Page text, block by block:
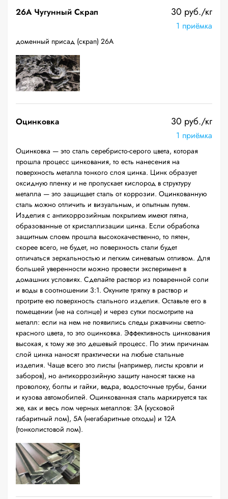
26A Чугунный Скрап 30 руб./кг
1 приёмка
доменный присад (скрап) 26А
Оцинковка 30 руб./кг
1 приёмка
Оцинковка — это сталь серебристо-серого цвета, которая
прошла процесс цинкования, то есть нанесения на
поверхность металла тонкого слоя цинка. Цинк образует
оксидную пленку и не пропускает кислород в структуру
металла — это защищает сталь от коррозии. Оцинкованную
сталь можно отличить и визуальным, и опытным путем.
Изделия с антикоррозийным покрытием имеют пятна,
образованные от кристаллизации цинка. Если обработка
защитным слоем прошла высококачественно, то пятен,
скорее всего, не будет, но поверхность стали будет
отличаться зеркальностью и легким синеватым отливом. Для
большей уверенности можно провести эксперимент в
домашних условиях. Сделайте раствор из поваренной соли
и воды в соотношении 3:1. Окуните тряпку в раствор и
протрите ею поверхность стального изделия. Оставьте его в
помещении (не на солнце) и через сутки посмотрите на
металл: если на нем не появились следы ржавчины светло-
красного цвета, то это оцинковка. Эффективность цинкования
высокая, к тому же это дешевый процесс. По этим причинам
слой цинка наносят практически на любые стальные
изделия. Чаще всего это листы (например, листы кровли и
заборов), но антикоррозийную защиту наносят также на
проволоку, болты и гайки, ведра, водосточные трубы, банки
и кузова автомобилей. Оцинкованная сталь маркируется так
же, как и весь лом черных металлов: 3А (кусковой
габаритный лом), 5А (негабаритные отходы) и 12А
(тонколистовой лом).